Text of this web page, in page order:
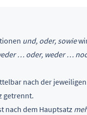
und, oder, sowie
… oder, weder …
nach der
getrennt.
nach dem Hauptsatz